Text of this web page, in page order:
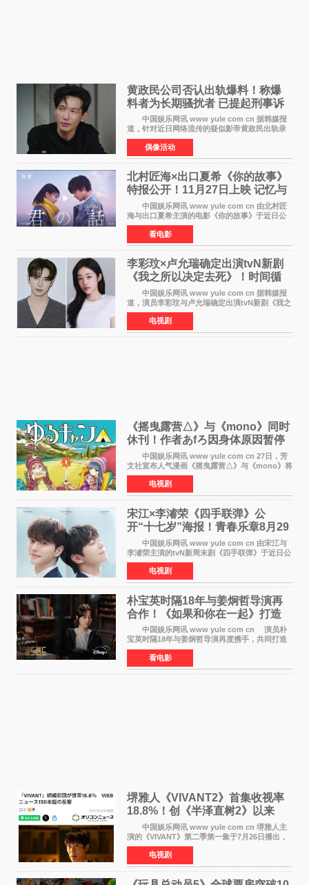
黄政民公司否认出轨爆料！称爆
料者为长期骚扰者 已提起刑事诉
中国娱乐网讯 www yule com cn 据韩媒报
道，针对近日网络流传的疑似影帝黄政民出轨录
音及短信爆料，黄政民所属经纪公司于今日正式
发表声明，明确否认相关传闻。 公司表示，
爆料者是一名长
偶像活动
北村匠海×出口夏希《你的故事》
特报公开！11月27日上映 记忆与
初恋的奇幻交织
中国娱乐网讯 www yule com cn 由北村匠
海与出口夏希主演的电影《你的故事》于近日公
开特报影像，正式定档11月27日上映。 本片
改编自三秋缒同名小说，编剧由曾执笔《孤独摇
滚！》的吉田惠
看电影
李彩玟×卢允瑞确定出演tvN新剧
《我之所以决定去死》！时间循
环青春爱情来袭
中国娱乐网讯 www yule com cn 据韩媒报
道，演员李彩玟与卢允瑞确定出演tvN新剧《我之
所以决定去死》，分别担任男女主角。该剧预计
将于明年播出，引发观众期待。 本剧改编自
NAVER同名人气
电视剧
《摇曳露营△》与《mono》同时
休刊！作者あfろ因身体原因暂停
双连载
中国娱乐网讯 www yule com cn 27日，芳
文社宣布人气漫画《摇曳露营△》与《mono》将
暂停连载一段时间，原因是漫画家あfろ身体状况
不佳。 编辑部表示：一直承蒙各位对
《mono》的喜爱，
电视剧
宋江×李濬荣《四手联弹》公
开“十七岁”海报！青春乐章8月29
日奏响
中国娱乐网讯 www yule com cn 由宋江与
李濬荣主演的tvN新周末剧《四手联弹》于近日公
开十七岁版海报，以充满青春气息的画面再度点
燃观众期待。 海报中，宋江与李濬荣并肩站
在音乐教室的
电视剧
朴宝英时隔18年与姜炯哲导演再
合作！《如果和你在一起》打造
奇幻浪漫喜剧
中国娱乐网讯 www yule com cn 演员朴
宝英时隔18年与姜炯哲导演再度携手，共同打造
备受期待的浪漫喜剧新作《如果和你在一起》
（暂定名）。据OSEN报道，朴宝英将出演该片
女主角，自2008年《
看电影
堺雅人《VIVANT2》首集收视率
18.8%！创《半泽直树2》以来
TBS周日剧场最高开局
中国娱乐网讯 www yule com cn 堺雅人主
演的《VIVANT》第二季第一集于7月26日播出，
首集收视率高达18 8%，成为自2020年《半泽直
树2》首集22%以来，TBS周日剧场最高开播收视
纪录。 考虑到
电视剧